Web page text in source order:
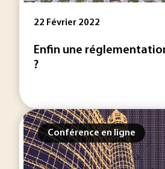
22 Février 2022
Enfin une
?
Conférence en ligne